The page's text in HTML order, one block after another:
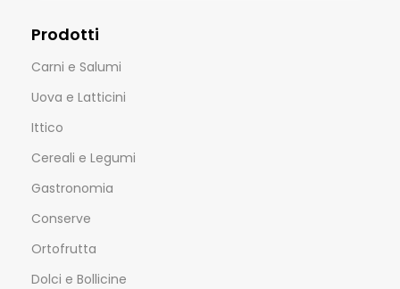
Prodotti
Carni e Salumi
Uova e Latticini
Ittico
Cereali e Legumi
Gastronomia
Conserve
Ortofrutta
Dolci e Bollicine